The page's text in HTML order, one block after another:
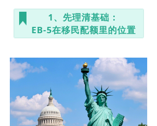
1、先理清基础：
EB-5在移民配额里的位置